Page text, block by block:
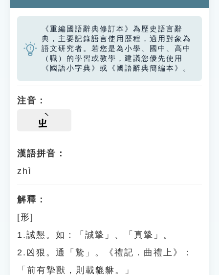
《重編國語辭典修訂本》為歷史語言辭
典，主要記錄語言使用歷程，適用對象為
語文研究者。若您是為小學、國中、高中
（職）的學習或教學，建議您優先使用
《國語小字典》或《國語辭典簡編本》。
注音：
ㄓ
漢語拼音：
zhì
解釋：
[形]
1.誠懇。如：「誠摯」、「真摯」。
2.凶狠。通「鷙」。《禮記．曲禮上》：
「前有摯獸，則載貔貅。」